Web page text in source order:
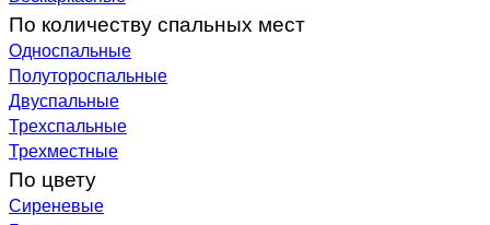
По количеству спальных мест
Односпальные
Полутороспальные
Двуспальные
Трехспальные
Трехместные
По цвету
Сиреневые